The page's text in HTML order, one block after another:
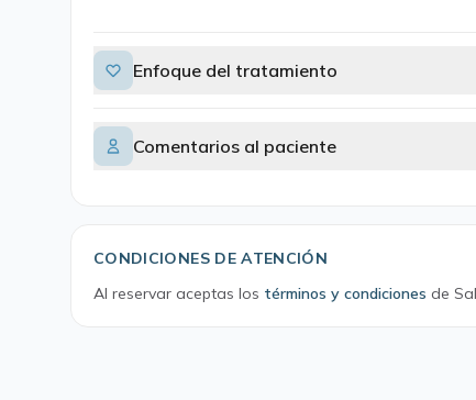
Enfoque del tratamiento
Comentarios al paciente
CONDICIONES DE ATENCIÓN
Al reservar aceptas los términos y condiciones de